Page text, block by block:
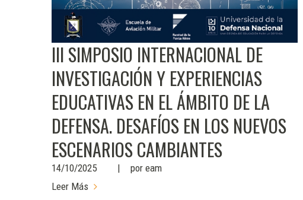
III SIMPOSIO INTERNACIONAL DE
INVESTIGACIÓN Y EXPERIENCIAS
EDUCATIVAS EN EL ÁMBITO DE LA
DEFENSA. DESAFÍOS EN LOS NUEVOS
ESCENARIOS CAMBIANTES
14/10/2025 por eam
Leer Más